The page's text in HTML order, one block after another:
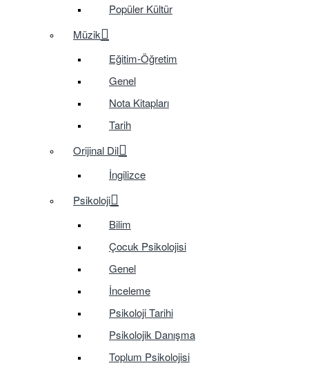
Popüler Kültür
Müzik
Eğitim-Öğretim
Genel
Nota Kitapları
Tarih
Orijinal Dil
İngilizce
Psikoloji
Bilim
Çocuk Psikolojisi
Genel
İnceleme
Psikoloji Tarihi
Psikolojik Danışma
Toplum Psikolojisi